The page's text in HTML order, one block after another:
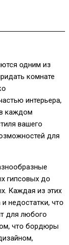
одним из
комнате
интерьера,
каждом
вашего
для
гипсовых до
Каждая из этих
недостатки, что
для любого
что бордюры